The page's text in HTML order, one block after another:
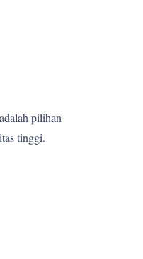
adalah pilihan
tinggi.